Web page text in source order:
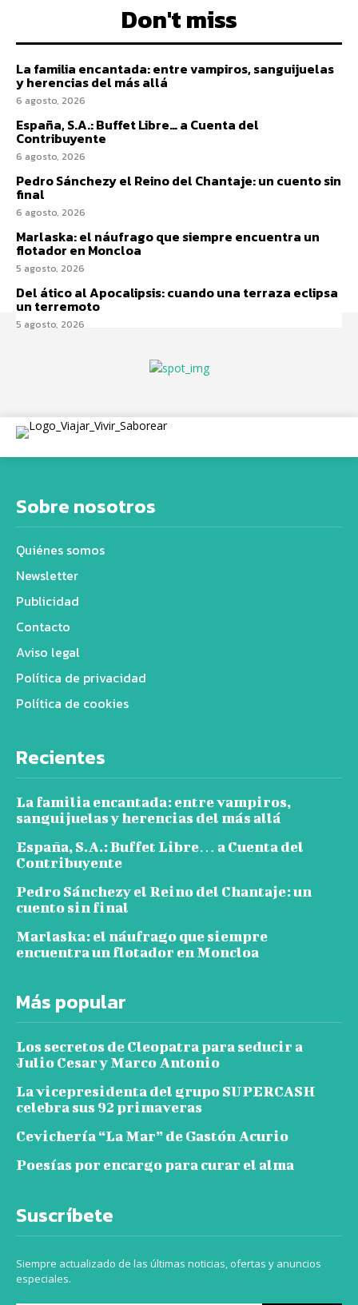
Don't miss
La familia encantada: entre vampiros, sanguijuelas
y herencias del más allá
6 agosto, 2026
España, S.A.: Buffet Libre… a Cuenta del
Contribuyente
6 agosto, 2026
Pedro Sánchezy el Reino del Chantaje: un cuento sin
final
6 agosto, 2026
Marlaska: el náufrago que siempre encuentra un
flotador en Moncloa
5 agosto, 2026
Del ático al Apocalipsis: cuando una terraza eclipsa
un terremoto
5 agosto, 2026
Sobre nosotros
Quiénes somos
Newsletter
Publicidad
Contacto
Aviso legal
Política de privacidad
Política de cookies
Recientes
La familia encantada: entre vampiros,
sanguijuelas y herencias del más allá
España, S.A.: Buffet Libre… a Cuenta del
Contribuyente
Pedro Sánchezy el Reino del Chantaje: un
cuento sin final
Marlaska: el náufrago que siempre
encuentra un flotador en Moncloa
Más popular
Los secretos de Cleopatra para seducir a
Julio Cesar y Marco Antonio
La vicepresidenta del grupo SUPERCASH
celebra sus 92 primaveras
Cevichería “La Mar” de Gastón Acurio
Poesías por encargo para curar el alma
Suscríbete
Siempre actualizado de las últimas noticias, ofertas y anuncios
especiales.